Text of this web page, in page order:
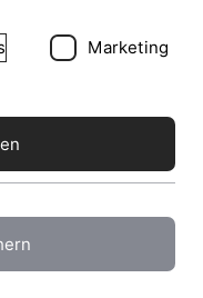
Marketing